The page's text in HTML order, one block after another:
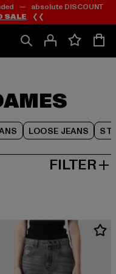
— absolute DISCOUNT
SALE ❮❮
LOOSE JEANS
FILTER